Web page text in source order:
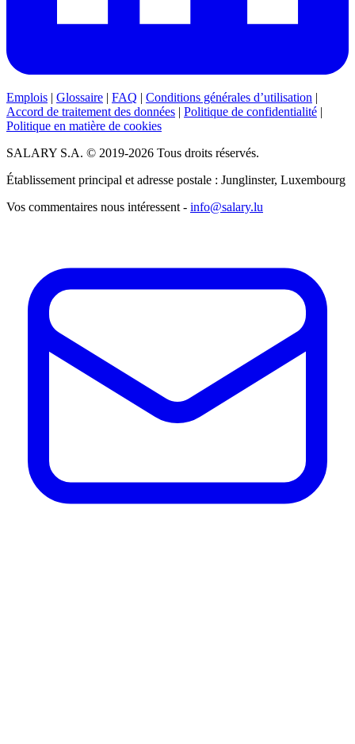
Emplois | Glossaire | FAQ | Conditions générales d’utilisation |
Accord de traitement des données | Politique de confidentialité |
Politique en matière de cookies
SALARY S.A. © 2019-2026 Tous droits réservés.
Établissement principal et adresse postale : Junglinster, Luxembourg
Vos commentaires nous intéressent - info@salary.lu